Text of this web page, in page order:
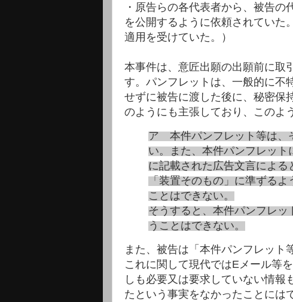
・原告らの各代表者から、被告
を公開するように依頼されていた
適用を受けていた。）
本事件は、意匠出願の出願前に取
す。パンフレットは、一般的に不
せずに被告に渡した後に、秘密保
のようにも主張しており、このよ
ア 本件パンフレット等は、
い。また、本件パンフレッ
に記載された広告文言によ
「装置そのもの」に準ずる
ことはできない。
そうすると、本件パンフレ
うことはできない。
また、被告は「本件パンフレット
これに関して現代ではEメール等
しも必要又は要求していない情報
たという事実をなかったことには